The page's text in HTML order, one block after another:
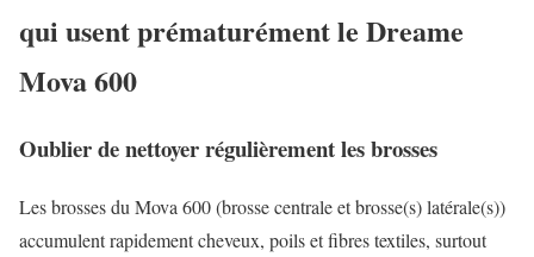
qui usent prématurément le Dreame
Mova 600
Oublier de nettoyer régulièrement les brosses
Les brosses du Mova 600 (brosse centrale et brosse(s) latérale(s))
accumulent rapidement cheveux, poils et fibres textiles, surtout